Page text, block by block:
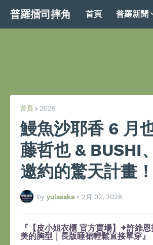
普羅擂司摔角 首頁 普羅新聞
首頁 2026
鰻魚沙耶香 6 月
藤哲也 & BUSHI
邀約的驚天計畫！
by yuiasaka • 2月 02, 2026
『【皮小姐衣櫃 官方賣場】✦許維
美的胸型｜長版睡裙輕鬆直接單穿